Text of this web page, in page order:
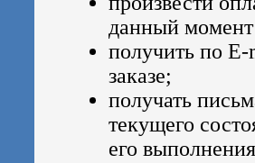
данный
получить по
заказе;
получать
текущего
его